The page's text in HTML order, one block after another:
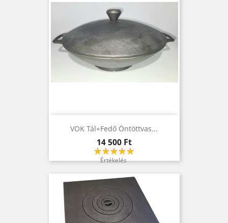
VOK Tál+fedő Öntöttvas...
Ár
14 500 Ft
Értékelés